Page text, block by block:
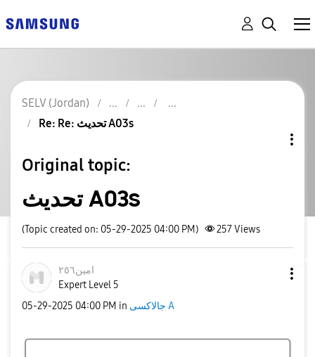
SELV (Jordan)
Re: Re: تحديث A03s
Original topic:
تحديث A03s
(Topic created on: 05-29-2025 04:00 PM) 257Views
امين٢٥٦
Expert Level 5
‎05-29-2025 04:00 PM in جالاكسى A